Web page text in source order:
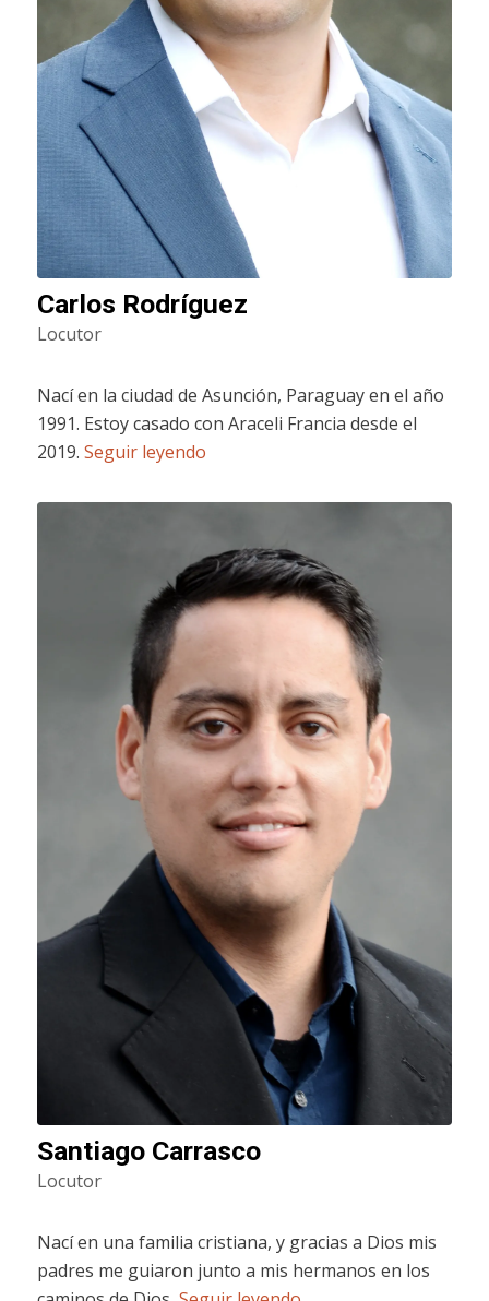
Carlos Rodríguez
Locutor
Nací en la ciudad de Asunción, Paraguay en el año
1991. Estoy casado con Araceli Francia desde el
2019. Seguir leyendo
Santiago Carrasco
Locutor
Nací en una familia cristiana, y gracias a Dios mis
padres me guiaron junto a mis hermanos en los